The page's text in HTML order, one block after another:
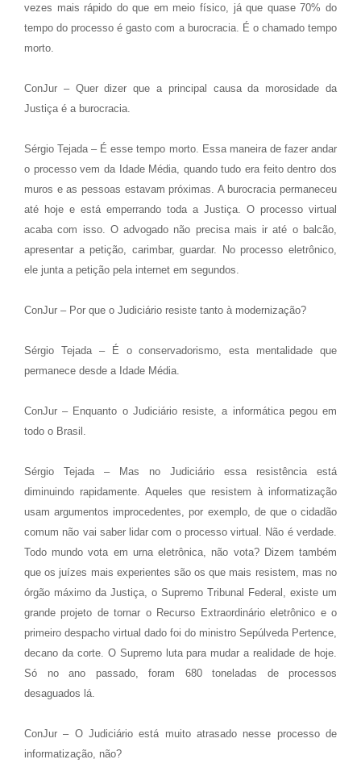
vezes mais rápido do que em meio físico, já que quase 70% do
tempo do processo é gasto com a burocracia. É o chamado tempo
morto.
ConJur – Quer dizer que a principal causa da morosidade da
Justiça é a burocracia.
Sérgio Tejada – É esse tempo morto. Essa maneira de fazer andar
o processo vem da Idade Média, quando tudo era feito dentro dos
muros e as pessoas estavam próximas. A burocracia permaneceu
até hoje e está emperrando toda a Justiça. O processo virtual
acaba com isso. O advogado não precisa mais ir até o balcão,
apresentar a petição, carimbar, guardar. No processo eletrônico,
ele junta a petição pela internet em segundos.
ConJur – Por que o Judiciário resiste tanto à modernização?
Sérgio Tejada – É o conservadorismo, esta mentalidade que
permanece desde a Idade Média.
ConJur – Enquanto o Judiciário resiste, a informática pegou em
todo o Brasil.
Sérgio Tejada – Mas no Judiciário essa resistência está
diminuindo rapidamente. Aqueles que resistem à informatização
usam argumentos improcedentes, por exemplo, de que o cidadão
comum não vai saber lidar com o processo virtual. Não é verdade.
Todo mundo vota em urna eletrônica, não vota? Dizem também
que os juízes mais experientes são os que mais resistem, mas no
órgão máximo da Justiça, o Supremo Tribunal Federal, existe um
grande projeto de tornar o Recurso Extraordinário eletrônico e o
primeiro despacho virtual dado foi do ministro Sepúlveda Pertence,
decano da corte. O Supremo luta para mudar a realidade de hoje.
Só no ano passado, foram 680 toneladas de processos
desaguados lá.
ConJur – O Judiciário está muito atrasado nesse processo de
informatização, não?